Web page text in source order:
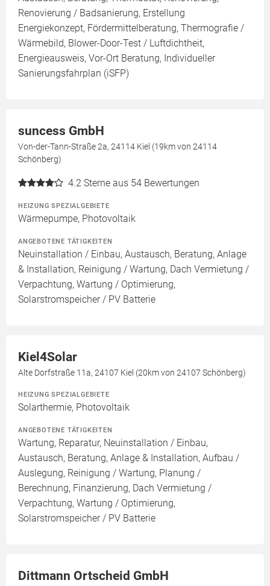
Renovierung / Badsanierung, Erstellung
Energiekonzept, Fördermittelberatung, Thermografie /
Wärmebild, Blower-Door-Test / Luftdichtheit,
Energieausweis, Vor-Ort Beratung, Individueller
Sanierungsfahrplan (iSFP)
suncess GmbH
Von-der-Tann-Straße 2a, 24114 Kiel (19km von 24114
Schönberg)
4.2 Sterne aus 54 Bewertungen
HEIZUNG SPEZIALGEBIETE
Wärmepumpe, Photovoltaik
ANGEBOTENE TÄTIGKEITEN
Neuinstallation / Einbau, Austausch, Beratung, Anlage
& Installation, Reinigung / Wartung, Dach Vermietung /
Verpachtung, Wartung / Optimierung,
Solarstromspeicher / PV Batterie
Kiel4Solar
Alte Dorfstraße 11a, 24107 Kiel (20km von 24107 Schönberg)
HEIZUNG SPEZIALGEBIETE
Solarthermie, Photovoltaik
ANGEBOTENE TÄTIGKEITEN
Wartung, Reparatur, Neuinstallation / Einbau,
Austausch, Beratung, Anlage & Installation, Aufbau /
Auslegung, Reinigung / Wartung, Planung /
Berechnung, Finanzierung, Dach Vermietung /
Verpachtung, Wartung / Optimierung,
Solarstromspeicher / PV Batterie
Dittmann Ortscheid GmbH